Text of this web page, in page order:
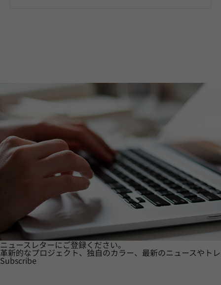
ニュースレターにご登録ください。
革新的なプロジェクト、独自のカラー、最新のニュースやト
Subscribe